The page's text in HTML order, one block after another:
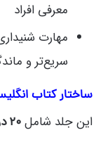
معرفی افراد
مهارت
سریع‌تر و
ساختار کتاب
این جلد شامل۲۰ درس تصویری